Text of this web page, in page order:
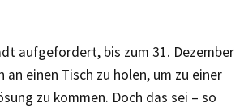
aufgefordert, bis zum 31. Dezember
einen Tisch zu holen, um zu einer
zu kommen. Doch das sei – so